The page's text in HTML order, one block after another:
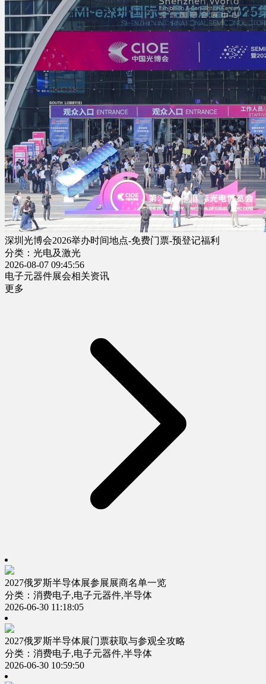
深圳光博会2026举办时间地点-免费门票-预登记福利
分类：光电及激光
2026-08-07 09:45:56
电子元器件展会相关资讯
更多
2027俄罗斯半导体展参展展商名单一览
分类：消费电子,电子元器件,半导体
2026-06-30 11:18:05
2027俄罗斯半导体展门票获取与参观全攻略
分类：消费电子,电子元器件,半导体
2026-06-30 10:59:50